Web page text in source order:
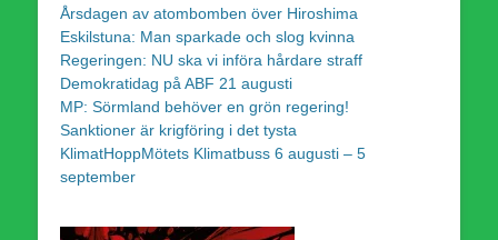
Årsdagen av atombomben över Hiroshima
Eskilstuna: Man sparkade och slog kvinna
Regeringen: NU ska vi införa hårdare straff
Demokratidag på ABF 21 augusti
MP: Sörmland behöver en grön regering!
Sanktioner är krigföring i det tysta
KlimatHoppMötets Klimatbuss 6 augusti – 5
september